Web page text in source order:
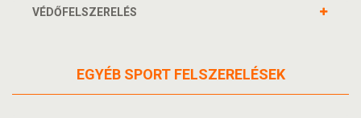
VÉDŐFELSZERELÉS
EGYÉB SPORT FELSZERELÉSEK